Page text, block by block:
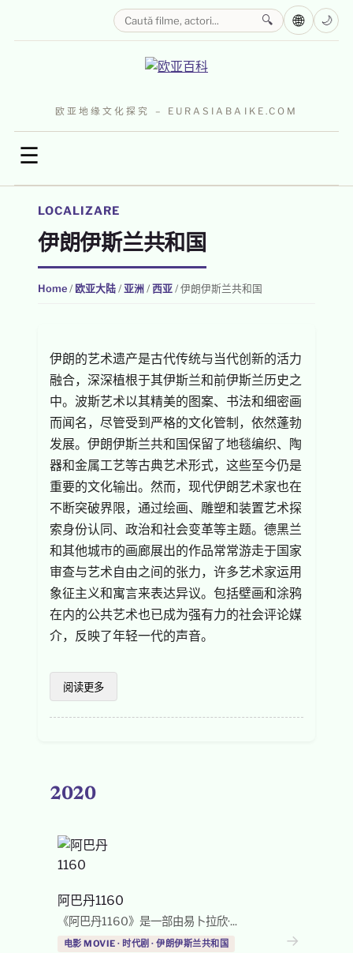
欧亚地缘文化探究 – EURASIABAIKE.COM
☰
🔍 🌐 🌙
LOCALIZARE
伊朗伊斯兰共和国
Home/ 欧亚大陆/ 亚洲 / 西亚/ 伊朗伊斯兰共和国
伊朗的艺术遗产是古代传统与当代创新的活力
融合，深深植根于其伊斯兰和前伊斯兰历史之
中。波斯艺术以其精美的图案、书法和细密画
而闻名，尽管受到严格的文化管制，依然蓬勃
发展。伊朗伊斯兰共和国保留了地毯编织、陶
器和金属工艺等古典艺术形式，这些至今仍是
重要的文化输出。然而，现代伊朗艺术家也在
不断突破界限，通过绘画、雕塑和装置艺术探
索身份认同、政治和社会变革等主题。德黑兰
和其他城市的画廊展出的作品常常游走于国家
审查与艺术自由之间的张力，许多艺术家运用
象征主义和寓言来表达异议。包括壁画和涂鸦
在内的公共艺术也已成为强有力的社会评论媒
介，反映了年轻一代的声音。
阅读更多
2020
阿巴丹1160
《阿巴丹1160》是一部由易卜拉欣·...
电影 MOVIE · 时代剧 · 伊朗伊斯兰共和国 →